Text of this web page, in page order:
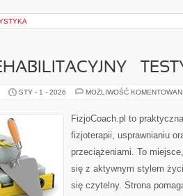
–
STY - 1 - 2026 MOŻLIWOŚĆ
FizjoCoach.pl to
fizjoterapii, usprawnianiu
przeciążeniami. To
się z aktywnym stylem
się czytelny. Strona